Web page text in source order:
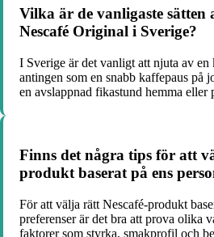
Vilka är de vanligaste
Nescafé Original i Sverige?
I Sverige är det vanligt att njuta av
antingen som en snabb kaffepaus på
en avslappnad fikastund hemma eller
Finns det några tips för att
produkt baserat på ens
För att välja rätt Nescafé-produkt
preferenser är det bra att prova olika
faktorer som styrka, smakprofil och